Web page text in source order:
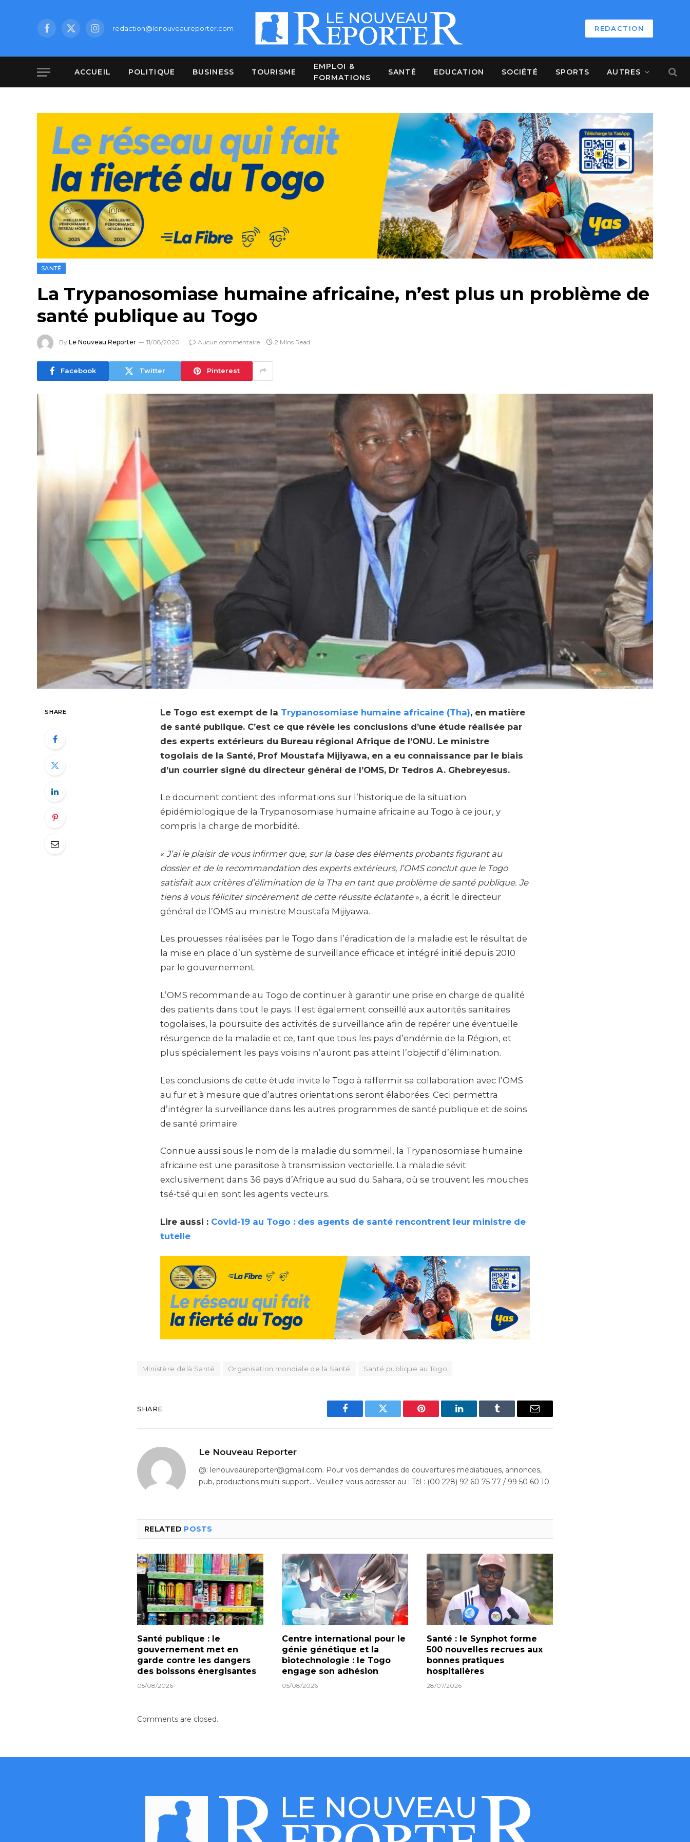
Facebook
X
Instagramredaction@lenouveaureporter.com REDACTION
ACCUEIL POLITIQUE BUSINESS TOURISME
EMPLOI &
FORMATIONS
SANTÉ EDUCATION SOCIÉTÉ SPORTS AUTRES
SANTÉ
La Trypanosomiase humaine africaine, n’est plus un problème de
santé publique au Togo
By Le Nouveau Reporter 11/08/2020 Aucun commentaire 2 Mins Read
Facebook Twitter Pinterest
SHARE Le Togo est exempt de la Trypanosomiase humaine africaine (Tha), en matière
de santé publique. C’est ce que révèle les conclusions d’une étude réalisée par
des experts extérieurs du Bureau régional Afrique de l’ONU. Le ministre
togolais de la Santé, Prof Moustafa Mijiyawa, en a eu connaissance par le biais
d’un courrier signé du directeur général de l’OMS, Dr Tedros A. Ghebreyesus.
Le document contient des informations sur l’historique de la situation
épidémiologique de la Trypanosomiase humaine africaine au Togo à ce jour, y
compris la charge de morbidité.
« J’ai le plaisir de vous infirmer que, sur la base des éléments probants figurant au
dossier et de la recommandation des experts extérieurs, l’OMS conclut que le Togo
satisfait aux critères d’élimination de la Tha en tant que problème de santé publique. Je
tiens à vous féliciter sincèrement de cette réussite éclatante», a écrit le directeur
général de l’OMS au ministre Moustafa Mijiyawa.
Les prouesses réalisées par le Togo dans l’éradication de la maladie est le résultat de
la mise en place d’un système de surveillance efficace et intégré initié depuis 2010
par le gouvernement.
L’OMS recommande au Togo de continuer à garantir une prise en charge de qualité
des patients dans tout le pays. Il est également conseillé aux autorités sanitaires
togolaises, la poursuite des activités de surveillance afin de repérer une éventuelle
résurgence de la maladie et ce, tant que tous les pays d’endémie de la Région, et
plus spécialement les pays voisins n’auront pas atteint l’objectif d’élimination.
Les conclusions de cette étude invite le Togo à raffermir sa collaboration avec l’OMS
au fur et à mesure que d’autres orientations seront élaborées. Ceci permettra
d’intégrer la surveillance dans les autres programmes de santé publique et de soins
de santé primaire.
Connue aussi sous le nom de la maladie du sommeil, la Trypanosomiase humaine
africaine est une parasitose à transmission vectorielle. La maladie sévit
exclusivement dans 36 pays d’Afrique au sud du Sahara, où se trouvent les mouches
tsé-tsé qui en sont les agents vecteurs.
Lire aussi : Covid-19 au Togo : des agents de santé rencontrent leur ministre de
tutelle
Ministère delà Santé Organisation mondiale de la Santé Santé publique au Togo
SHARE.
Facebook Twitter Pinterest LinkedIn Tumblr Email
Le Nouveau Reporter
@: lenouveaureporter@gmail.com. Pour vos demandes de couvertures médiatiques, annonces,
pub, productions multi-support… Veuillez-vous adresser au : Tél : (00 228) 92 60 75 77 / 99 50 60 10
RELATED POSTS
Santé publique : le
gouvernement met en
garde contre les dangers
des boissons énergisantes
05/08/2026
Centre international pour le
génie génétique et la
biotechnologie : le Togo
engage son adhésion
05/08/2026
Santé : le Synphot forme
500 nouvelles recrues aux
bonnes pratiques
hospitalières
28/07/2026
Comments are closed.